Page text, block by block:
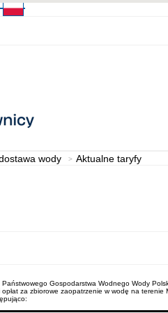
wody Aktualne taryfy
Gospodarstwa Wodnego Wody
za zbiorowe zaopatrzenie w wodę na terenie